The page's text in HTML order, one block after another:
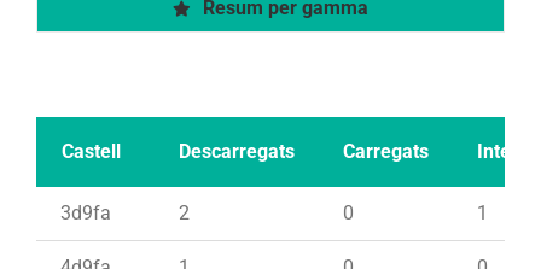
Resum per gamma
Castell Descarregats Carregats Intents
3d9fa 2 0 1